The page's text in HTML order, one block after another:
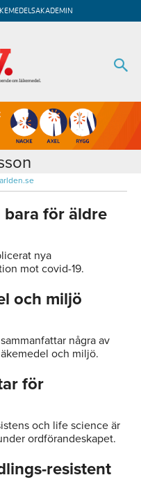
för äldre
nya
mot covid-19.
och miljö
några av
och miljö.
för
och life science är
ordförandeskapet.
resistent